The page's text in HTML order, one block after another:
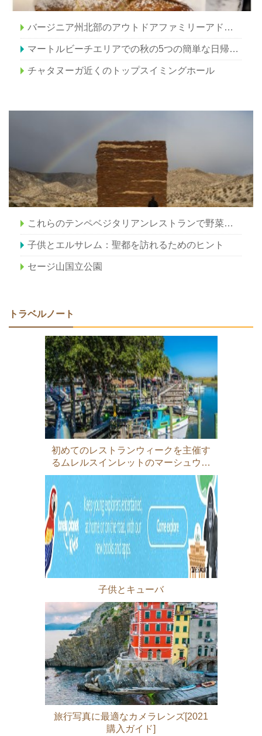
バージニア州北部のアウトドアファミリーアドベンチャー
マートルビーチエリアでの秋の5つの簡単な日帰り旅行
チャタヌーガ近くのトップスイミングホール
これらのテンペベジタリアンレストランで野菜を幸せに
子供とエルサレム：聖都を訪れるためのヒント
セージ山国立公園
トラベルノート
初めてのレストランウィークを主催す
るムレルスインレットのマーシュウォ
ーク
子供とキューバ
旅行写真に最適なカメラレンズ[2021
購入ガイド]